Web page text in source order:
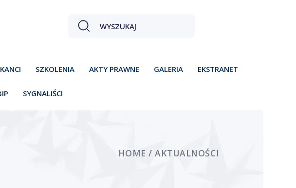
SZKOLENIA AKTY PRAWNE GALERIA EKSTRANET
SYGNALIŚCI
HOME / AKTUALNOŚCI